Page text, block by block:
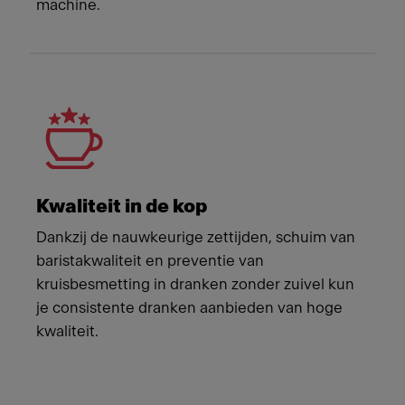
machine.
Kwaliteit in de kop
Dankzij de nauwkeurige zettijden, schuim van
baristakwaliteit en preventie van
kruisbesmetting in dranken zonder zuivel kun
je consistente dranken aanbieden van hoge
kwaliteit.